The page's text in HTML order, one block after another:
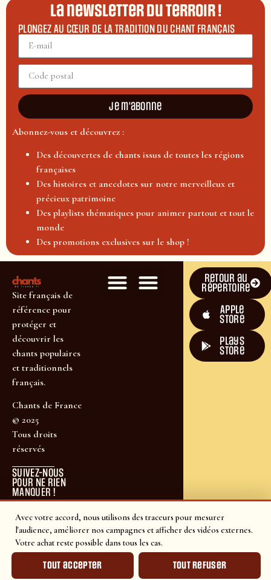
Avec votre accord, nous utilisons des traceurs pour mesurer
l'audience, améliorer nos campagnes et afficher des vidéos externes.
Votre achat reste possible dans tous les cas.
Tout accepter Tout refuser
La newsletter du terroir !
PLONGEZ AU CŒUR DE LA TRADITION DU CHANT FRANÇAIS
Je m'abonne
Abonnez-vous et découvrez :
Des découvertes de chants issus de toutes les régions
françaises
Des histoires et anecdotes sur notre merveilleux et
précieux patrimoine
Des playlists thématiques pour animer partout et tout le
monde
Des promotions exclusives sur le shop !
Site français de
référence pour
protéger et
découvrir les
chants populaires
et traditionnels
français.
Chants de France
© 2025
Tous droits
réservés
SUIVEZ-NOUS
POUR NE RIEN
MANQUER !
Retour au
répertoire
Apple
Store
plays
store